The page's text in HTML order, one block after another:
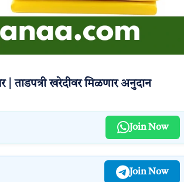
खरेदीवर मिळणार अनुदान
Join Now
Join Now